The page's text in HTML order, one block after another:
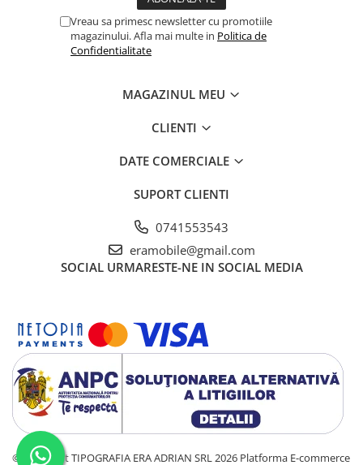
Vreau sa primesc newsletter cu promotiile
magazinului. Afla mai multe in Politica de
Confidentialitate
MAGAZINUL MEU
CLIENTI
DATE COMERCIALE
SUPORT CLIENTI
0741553543
eramobile@gmail.com
SOCIAL URMARESTE-NE IN SOCIAL MEDIA
©Copyright TIPOGRAFIA ERA ADRIAN SRL 2026 Platforma E-commerce